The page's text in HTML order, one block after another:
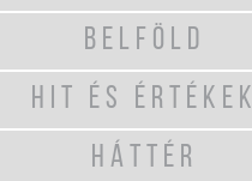
BELFÖLD
HIT ÉS ÉRTÉKEK
HÁTTÉR